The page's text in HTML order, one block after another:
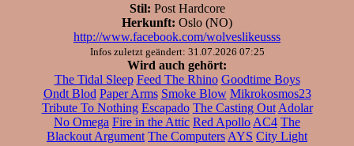
Stil: Post Hardcore
Herkunft: Oslo (NO)
http://www.facebook.com/wolveslikeusss
Infos zuletzt geändert: 31.07.2026 07:25
Wird auch gehört:
The Tidal Sleep Feed The Rhino Goodtime Boys
Ondt Blod Paper Arms Smoke Blow Mikrokosmos23
Tribute To Nothing Escapado The Casting Out Adolar
No Omega Fire in the Attic Red Apollo AC4 The
Blackout Argument The Computers AYS City Light